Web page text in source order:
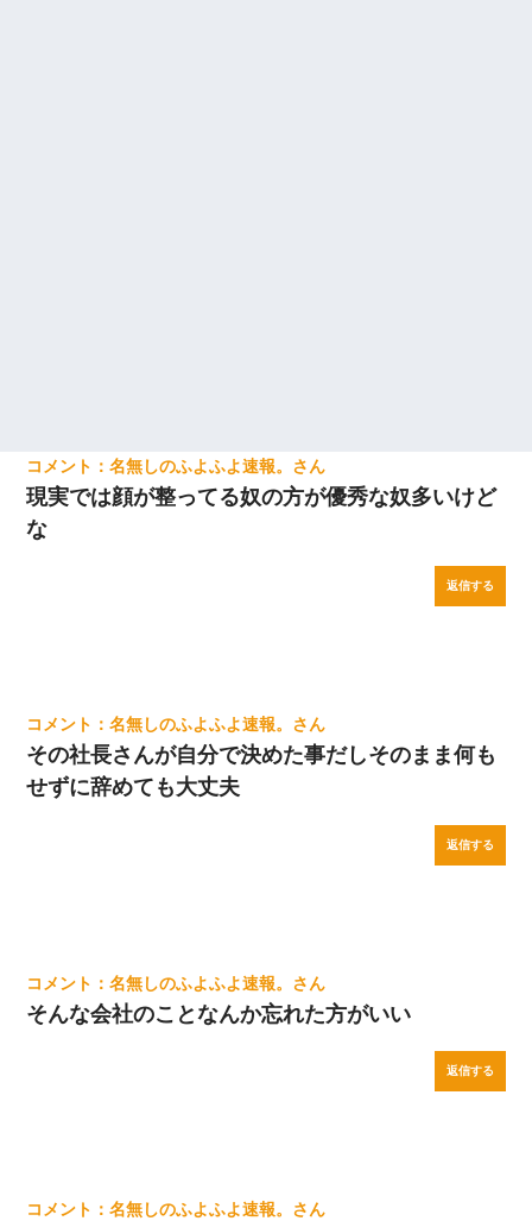
名無しのふよふよ速報。
現実では顔が整ってる奴の方が優秀な奴多いけど
な
返信する
名無しのふよふよ速報。
その社長さんが自分で決めた事だしそのまま何も
せずに辞めても大丈夫
返信する
名無しのふよふよ速報。
そんな会社のことなんか忘れた方がいい
返信する
名無しのふよふよ速報。